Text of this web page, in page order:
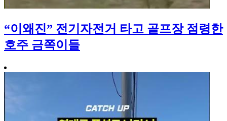
“이왜진” 전기자전거 타고 골프장 점령한
호주 금쪽이들